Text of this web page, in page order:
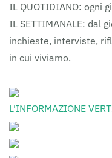
IL QUOTIDIANO: ogni
IL SETTIMANALE: dal
inchieste, interviste,
in cui viviamo.
L'INFORMAZIONE